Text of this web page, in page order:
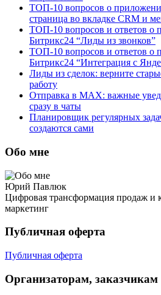
ТОП-10 вопросов о
страница во вкладке CRM и
ТОП-10 вопросов и ответов о
Битрикс24 “Лиды из звонков”
ТОП-10 вопросов и ответов о
Битрикс24 “Интеграция с
Лиды из сделок: верните
работу
Отправка в MAX: важные
сразу в чаты
Планировщик регулярных
создаются сами
Обо мне
Юрий Павлюк
Цифровая трансформация продаж и
маркетинг
Публичная оферта
Публичная оферта
Организаторам,